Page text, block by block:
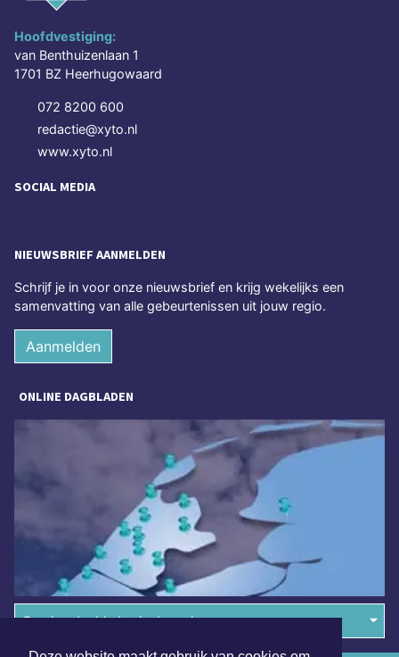
Hoofdvestiging:
van Benthuizenlaan 1
1701 BZ Heerhugowaard
072 8200 600
redactie@xyto.nl
www.xyto.nl
SOCIAL MEDIA
NIEUWSBRIEF AANMELDEN
Schrijf je in voor onze nieuwsbrief en krijg wekelijks een
samenvatting van alle gebeurtenissen uit jouw regio.
Aanmelden
ONLINE DAGBLADEN
Overige dagbladen in de regio